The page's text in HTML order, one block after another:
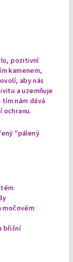
pozitivní
kamenem,
aby nás
a uzemňuje
tím nám dává
"pálený
močovém
břišní